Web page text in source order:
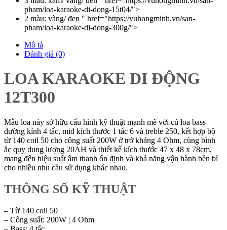
pham/loa-karaoke-di-dong-15t04/">
2 màu: vàng/ đen " href="https://vuhongminh.vn/san-
pham/loa-karaoke-di-dong-300g/">
Mô tả
Đánh giá (0)
LOA KARAOKE DI ĐỘNG
12T300
Mẫu loa này sở hữu cấu hình kỹ thuật mạnh mẽ với củ loa bass
đường kính 4 tấc, mid kích thước 1 tấc 6 và treble 250, kết hợp bộ
từ 140 coil 50 cho công suất 200W ở trở kháng 4 Ohm, cùng bình
ắc quy dung lượng 20AH và thiết kế kích thước 47 x 48 x 78cm,
mang đến hiệu suất âm thanh ổn định và khả năng vận hành bền bỉ
cho nhiều nhu cầu sử dụng khác nhau.
THÔNG SỐ KỸ THUẬT
– Từ 140 coil 50
– Công suất: 200W | 4 Ohm